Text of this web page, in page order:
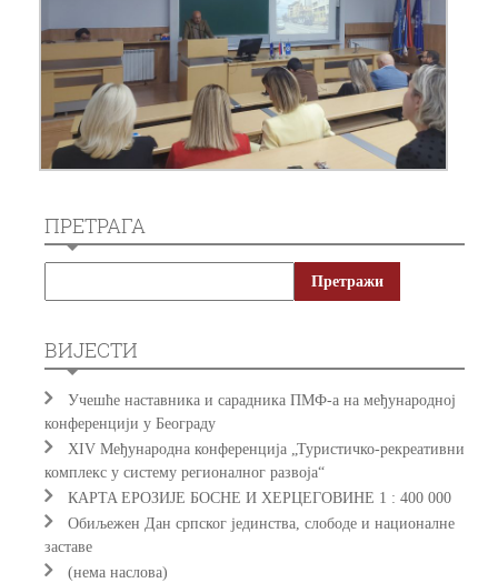
ПРЕТРАГА
ВИЈЕСТИ
Учешће наставника и сарадника ПМФ-а на међународној
конференцији у Београду
XIV Међународна конференција „Туристичко-рекреативни
комплекс у систему регионалног развоја“
КAРTA EРOЗИJE БOСНE И ХEРЦEГOВИНE 1 : 400 000
Обиљежен Дан српског јединства, слободе и националне
заставе
(нема наслова)